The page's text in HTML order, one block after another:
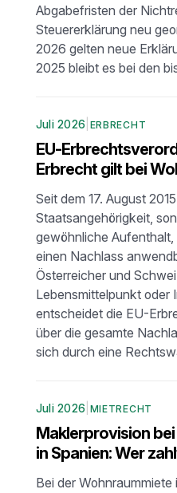
Abgabefristen der
Steuererklärung neu
2026 gelten neue
2025 bleibt es bei den
Juli 2026 ERBRECHT
EU-
Erbrecht gilt bei
Seit dem 17. August
Staatsangehörigkeit,
gewöhnliche
einen Nachlass
Österreicher und
Lebensmittelpunkt oder
entscheidet die EU-
über die gesamte
sich durch eine
Juli 2026 MIETRECHT
Maklerprovision
in Spanien: Wer
Bei der